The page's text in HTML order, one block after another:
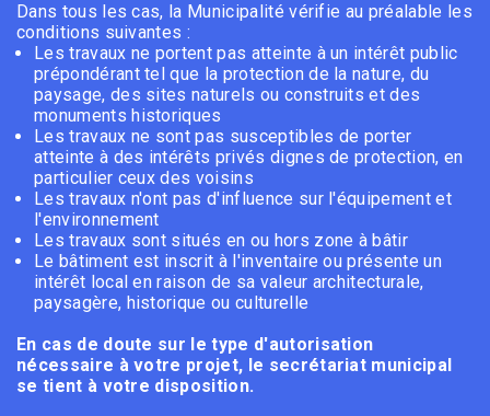
Dans tous les cas, la Municipalité vérifie au préalable les
conditions suivantes :
Les travaux ne portent pas atteinte à un intérêt public
prépondérant tel que la protection de la nature, du
paysage, des sites naturels ou construits et des
monuments historiques
Les travaux ne sont pas susceptibles de porter
atteinte à des intérêts privés dignes de protection, en
particulier ceux des voisins
Les travaux n'ont pas d'influence sur l'équipement et
l'environnement
Les travaux sont situés en ou hors zone à bâtir
Le bâtiment est inscrit à l'inventaire ou présente un
intérêt local en raison de sa valeur architecturale,
paysagère, historique ou culturelle
En cas de doute sur le type d'autorisation
nécessaire à votre projet, le secrétariat municipal
se tient à votre disposition.